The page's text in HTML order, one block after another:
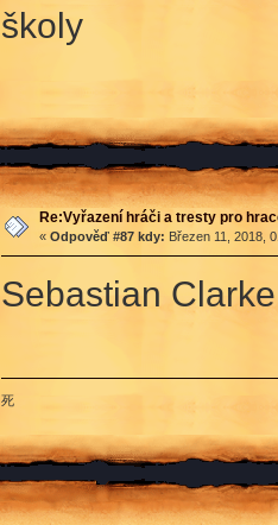
školy
Re:Vyřazení hráči a tresty pro
« Odpověď #87 kdy: Březen 11, 2018,
Sebastian
死